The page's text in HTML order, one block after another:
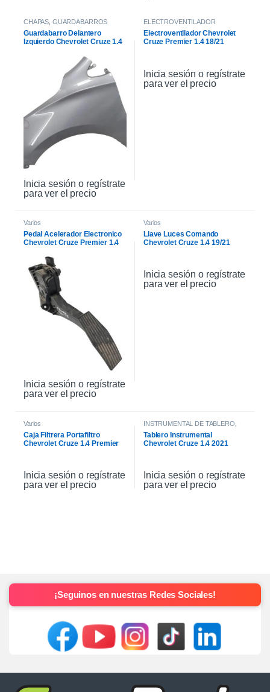
CHAPAS, GUARDABARROS
Guardabarro Delantero
Izquierdo Chevrolet Cruze 1.4
Inicia sesión o regístrate
para ver el precio
ELECTROVENTILADOR
Electroventilador Chevrolet
Cruze Premier 1.4 18/21
Inicia sesión o regístrate
para ver el precio
Varios
Pedal Acelerador Electronico
Chevrolet Cruze Premier 1.4
Inicia sesión o regístrate
para ver el precio
Varios
Llave Luces Comando
Chevrolet Cruze 1.4 19/21
Inicia sesión o regístrate
para ver el precio
Varios
Caja Filtrera Portafiltro
Chevrolet Cruze 1.4 Premier
Inicia sesión o regístrate
para ver el precio
INSTRUMENTAL DE TABLERO
Tablero Instrumental
Chevrolet Cruze 1.4 2021
Inicia sesión o regístrate
para ver el precio
¡Seguinos en nuestras Redes Sociales!